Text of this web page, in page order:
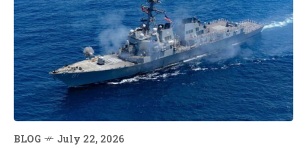
BLOG July 22, 2026